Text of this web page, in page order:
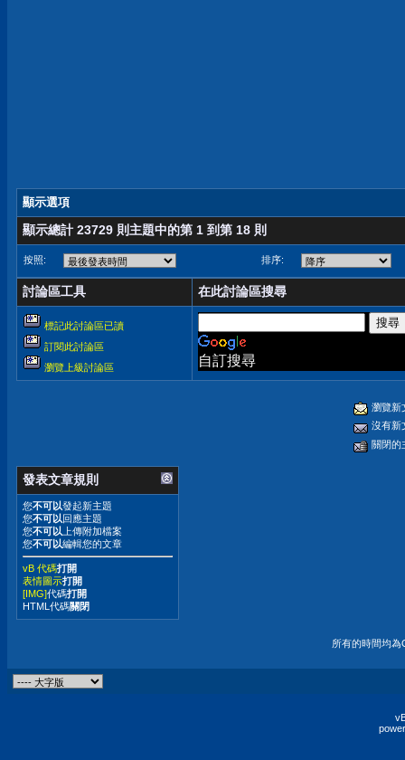
顯示選項
顯示總計 23729 則主題中的第 1 到第 18 則
按照: 排序:
討論區工具 在此討論區搜尋
標記此討論區已讀
訂閱此討論區
瀏覽上級討論區
自訂搜尋
瀏覽新
沒有新
關閉的
發表文章規則
您不可以發起新主題
您不可以回應主題
您不可以 上傳附加檔案
您不可以編輯您的文章
vB 代碼打開
表情圖示打開
[IMG]代碼打開
HTML代碼關閉
所有的時間均為